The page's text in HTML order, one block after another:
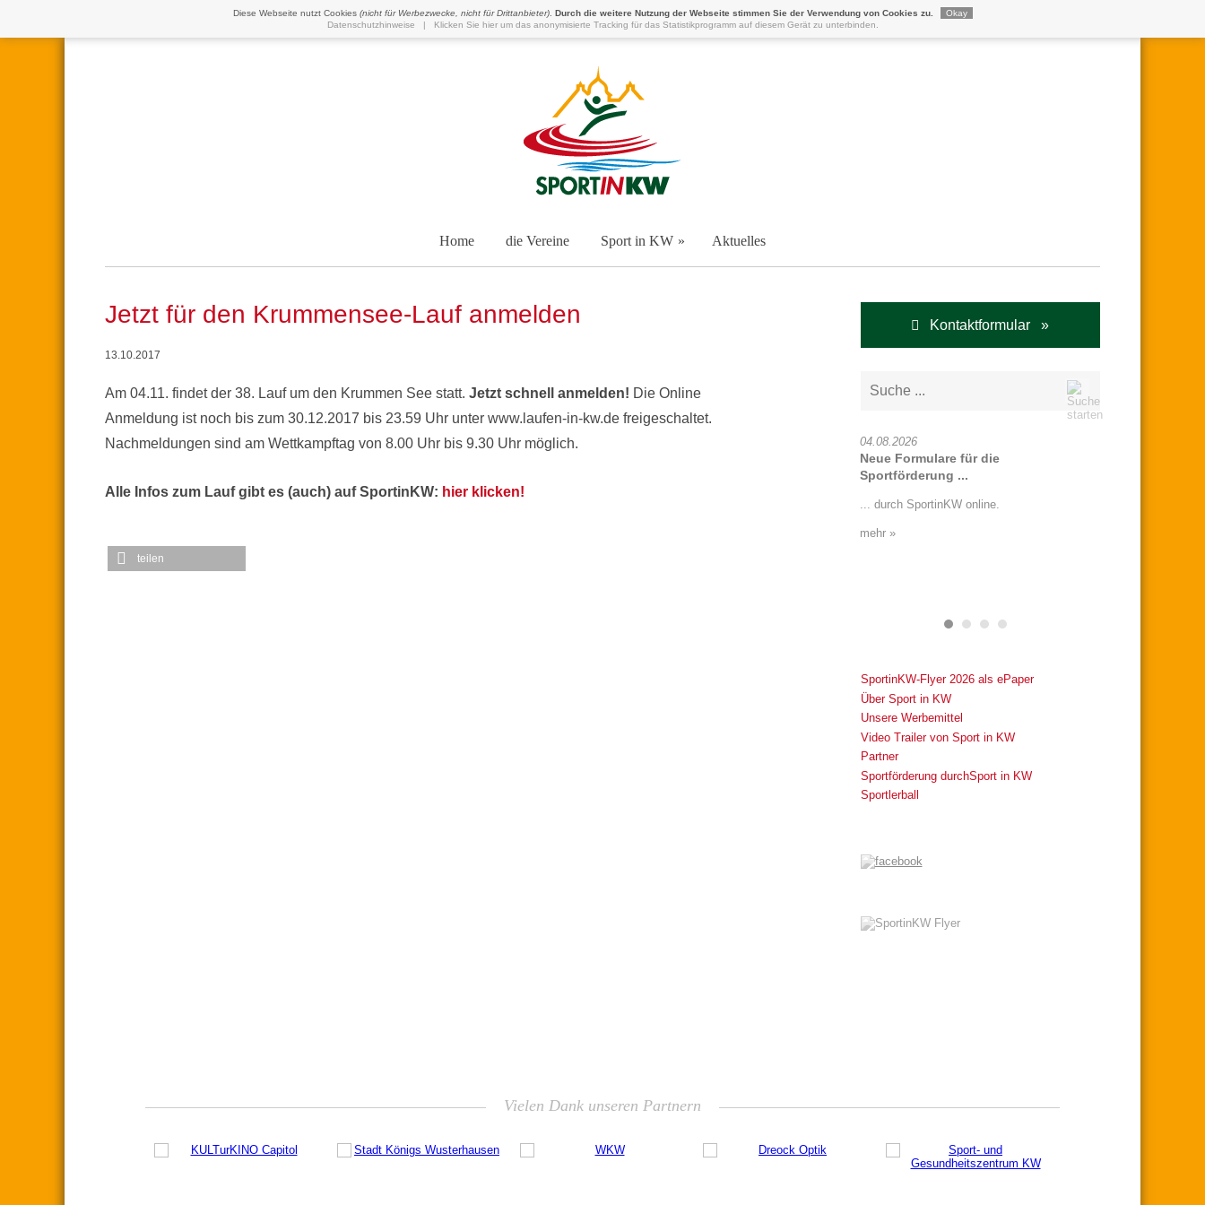
Diese Webseite nutzt Cookies (nicht für Werbezwecke, nicht für Drittanbieter). Durch die weitere Nutzung der Webseite stimmen Sie der Verwendung von Cookies zu.
Okay
Datenschutzhinweise
| Klicken Sie hier um das anonymisierte Tracking für das Statistikprogramm auf diesem Gerät zu unterbinden.
Home die Vereine Sport in KW Aktuelles
Jetzt für den Krummensee-Lauf anmelden
13.10.2017
Am 04.11. findet der 38. Lauf um den Krummen See statt. Jetzt schnell anmelden! Die Online
Anmeldung ist noch bis zum 30.12.2017 bis 23.59 Uhr unter www.laufen-in-kw.de freigeschaltet.
Nachmeldungen sind am Wettkampftag von 8.00 Uhr bis 9.30 Uhr möglich.
Alle Infos zum Lauf gibt es (auch) auf SportinKW: hier klicken!
teilen
Kontaktformular »
04.08.2026
Neue Formulare für die
Sportförderung ...
... durch SportinKW online.
mehr »
SportinKW-Flyer 2026 als ePaper
Über Sport in KW
Unsere Werbemittel
Video Trailer von Sport in KW
Partner
Sportförderung durchSport in KW
Sportlerball
Vielen Dank unseren Partnern